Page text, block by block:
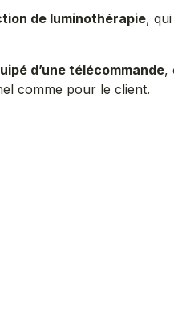
de luminothérapie, qui
d’une télécommande,
comme pour le client.